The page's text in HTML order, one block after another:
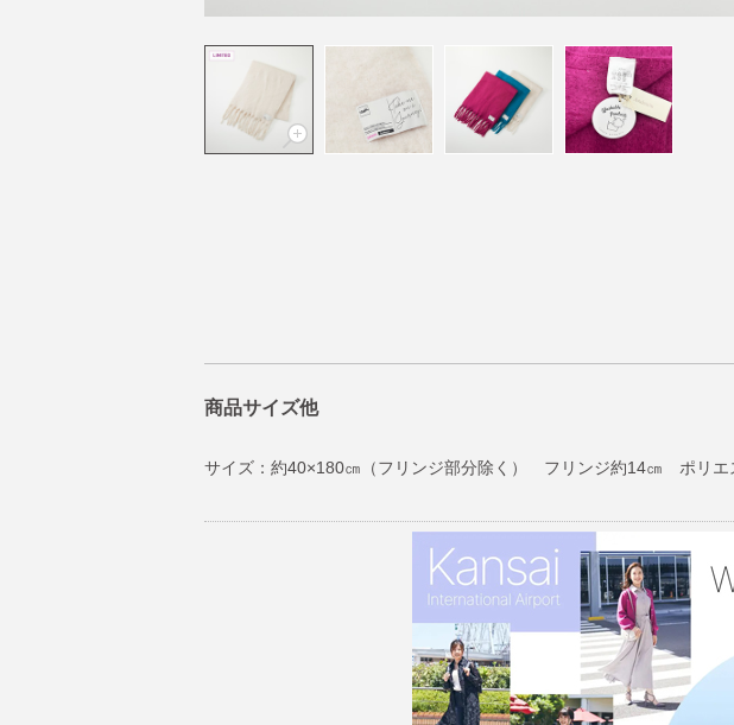
商品サイズ他
サイズ：約40×180㎝（フリンジ部分除く） フリンジ約14㎝ ポリエ